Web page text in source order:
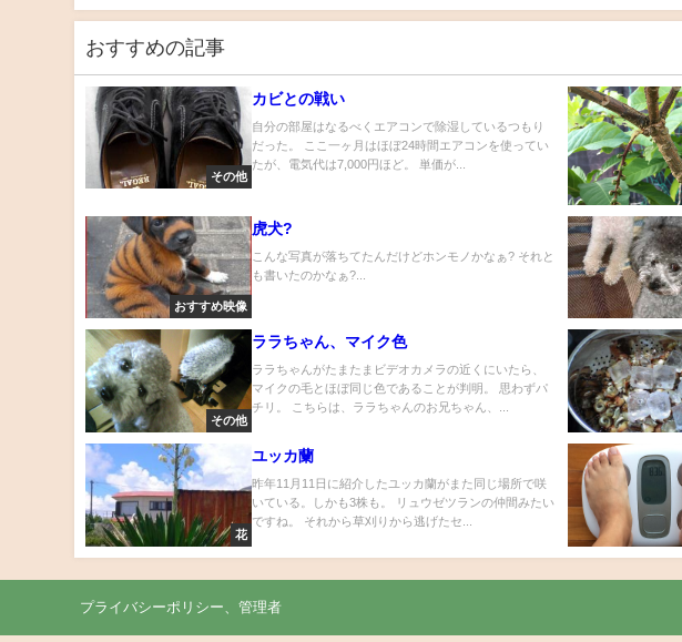
おすすめの記事
その他
カビとの戦い
自分の部屋はなるべくエアコンで除湿しているつもり
だった。 ここ一ヶ月はほぼ24時間エアコンを使ってい
たが、電気代は7,000円ほど。 単価が...
おすすめ映像
虎犬?
こんな写真が落ちてたんだけどホンモノかなぁ? それと
も書いたのかなぁ?...
その他
ララちゃん、マイク色
ララちゃんがたまたまビデオカメラの近くにいたら、
マイクの毛とほぼ同じ色であることが判明。 思わずパ
チリ。 こちらは、ララちゃんのお兄ちゃん、...
花
ユッカ蘭
昨年11月11日に紹介したユッカ蘭がまた同じ場所で咲
いている。しかも3株も。 リュウゼツランの仲間みたい
ですね。 それから草刈りから逃げたセ...
プライバシーポリシー、管理者